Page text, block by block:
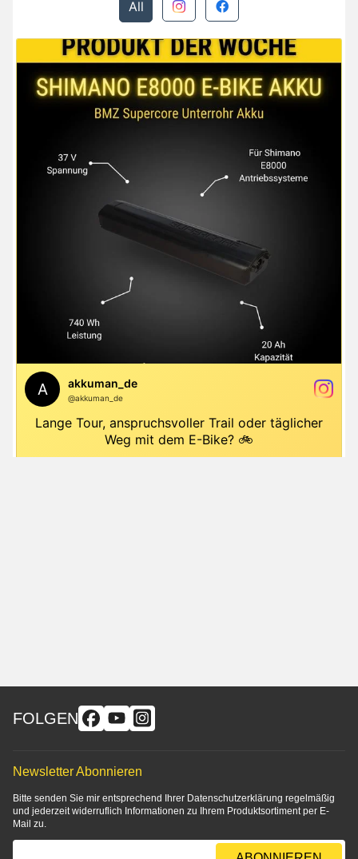
FOLGEN
Newsletter Abonnieren
Bitte senden Sie mir entsprechend Ihrer Datenschutzerklärung regelmäßig
und jederzeit widerruflich Informationen zu Ihrem Produktsortiment per E-
Mail zu.
E-Mail-Adresse